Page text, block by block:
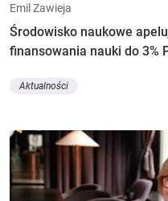
Emil Zawieja
Środowisko naukowe
finansowania nauki do 3%
Aktualności